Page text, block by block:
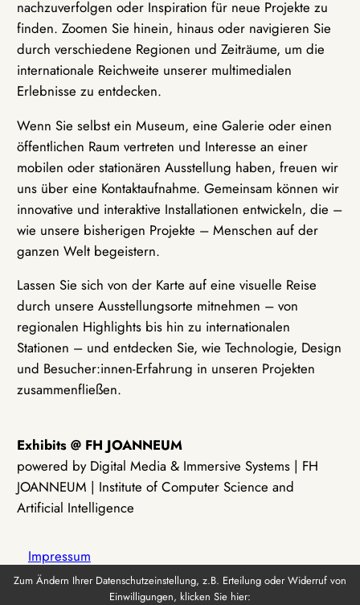
nachzuverfolgen oder Inspiration für neue Projekte zu
finden. Zoomen Sie hinein, hinaus oder navigieren Sie
durch verschiedene Regionen und Zeiträume, um die
internationale Reichweite unserer multimedialen
Erlebnisse zu entdecken.
Wenn Sie selbst ein Museum, eine Galerie oder einen
öffentlichen Raum vertreten und Interesse an einer
mobilen oder stationären Ausstellung haben, freuen wir
uns über eine Kontaktaufnahme. Gemeinsam können wir
innovative und interaktive Installationen entwickeln, die –
wie unsere bisherigen Projekte – Menschen auf der
ganzen Welt begeistern.
Lassen Sie sich von der Karte auf eine visuelle Reise
durch unsere Ausstellungsorte mitnehmen – von
regionalen Highlights bis hin zu internationalen
Stationen – und entdecken Sie, wie Technologie, Design
und Besucher:innen-Erfahrung in unseren Projekten
zusammenfließen.
Exhibits @ FH JOANNEUM
powered by Digital Media & Immersive Systems | FH
JOANNEUM | Institute of Computer Science and
Artificial Intelligence
Impressum
Zum Ändern Ihrer Datenschutzeinstellung, z.B. Erteilung oder Widerruf von
Einwilligungen, klicken Sie hier: